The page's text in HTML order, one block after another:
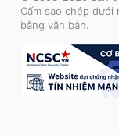
Cấm sao chép
bằng văn bản.